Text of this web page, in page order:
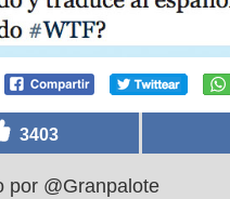
3403
por @Granpalote